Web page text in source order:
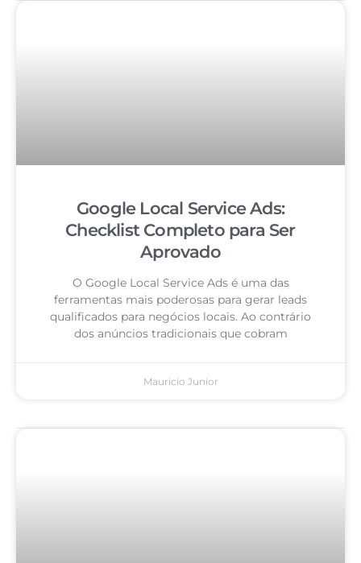
Google Local Service Ads:
Checklist Completo para Ser
Aprovado
O Google Local Service Ads é uma das
ferramentas mais poderosas para gerar leads
qualificados para negócios locais. Ao contrário
dos anúncios tradicionais que cobram
Mauricio Junior